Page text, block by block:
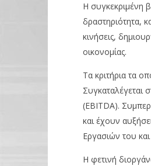
NOW
Όμιλος Καράτζη:
χρονιά,
29/01/2023
pressroom
Η συγκεκριμένη
δραστηριότητα,
κινήσεις,
οικονομίας.
Τα κριτήρια τα
Συγκαταλέγεται
(EBITDA).
και έχουν
Εργασιών του
Η φετινή